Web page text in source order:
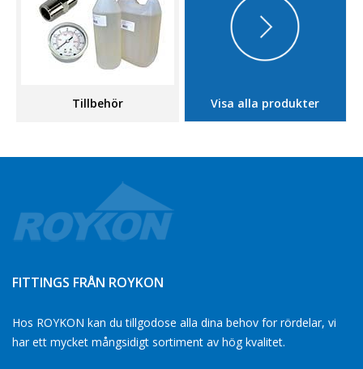
Tillbehör Visa alla produkter
FITTINGS FRÅN ROYKON
Hos ROYKON kan du tillgodose alla dina behov for rördelar, vi
har ett mycket mångsidigt sortiment av hög kvalitet.